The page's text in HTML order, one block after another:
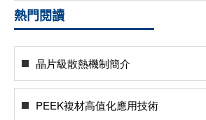
熱門閱讀
晶片級散熱機制簡介
PEEK複材高值化應用技術